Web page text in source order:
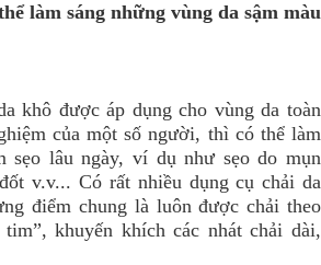
làm sáng những vùng da sậm màu
khô được áp dụng cho vùng da toàn
của một số người, thì có thể làm
sẹo lâu ngày, ví dụ như sẹo do mụn
v.v... Có rất nhiều dụng cụ chải da
điểm chung là luôn được chải theo
khuyến khích các nhát chải dài,